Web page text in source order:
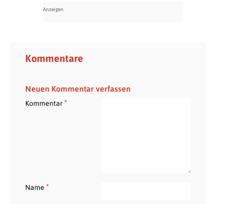
Kommentare
Neuen Kommentar verfassen
Kommentar*
Name *